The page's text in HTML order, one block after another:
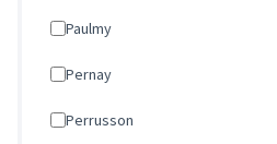
Paulmy
Pernay
Perrusson